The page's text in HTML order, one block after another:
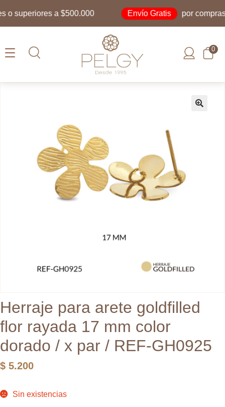
superiores a $500.000 Envío Gratis por compras
0
Herraje para arete goldfilled
flor rayada 17 mm color
dorado / x par / REF-GH0925
$ 5.200
Sin existencias